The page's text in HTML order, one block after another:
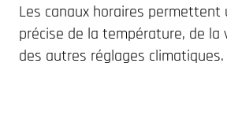
Les canaux horaires permettent
précise de la température, de
des autres réglages climatiques.